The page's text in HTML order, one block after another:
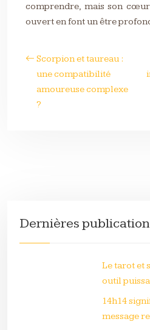
comprendre, mais son
ouvert en font un être
Scorpion et taureau :
une compatibilité
amoureuse complexe
?
Dernières
Le tarot et
outil
14h14
message